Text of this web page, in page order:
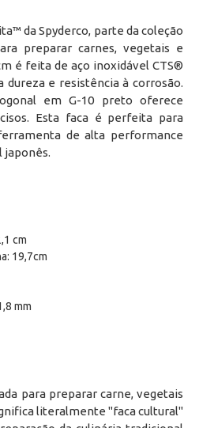
da Spyderco, parte da coleção
preparar carnes, vegetais e
é feita de aço inoxidável CTS®
dureza e resistência à corrosão.
em G-10 preto oferece
Esta faca é perfeita para
de alta performance
japonês.
cm
19,7cm
mm
para preparar carne, vegetais
literalmente "faca cultural"